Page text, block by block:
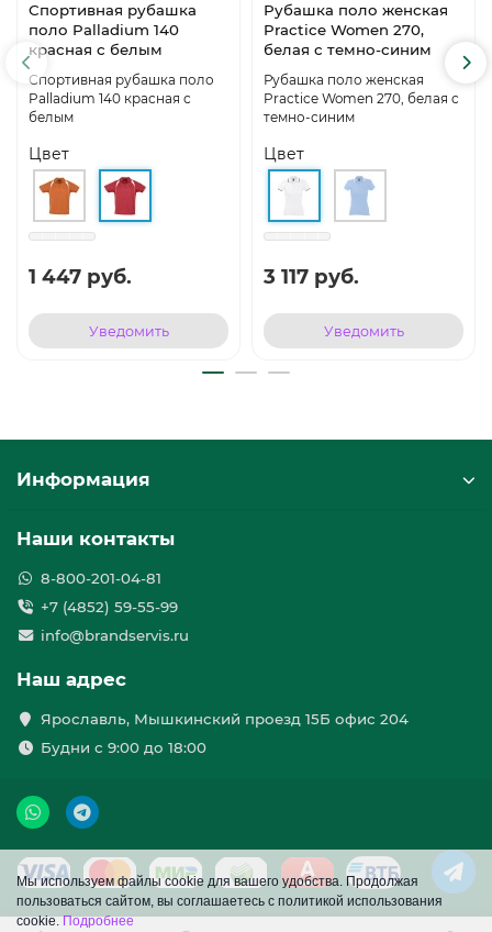
Спортивная рубашка
поло Palladium 140
красная с белым
Спортивная рубашка поло
Palladium 140 красная с
белым
Цвет
1 447 руб.
Уведомить
Рубашка поло женская
Practice Women 270,
белая с темно-синим
Рубашка поло женская
Practice Women 270, белая с
темно-синим
Цвет
3 117 руб.
Уведомить
Мы используем файлы cookie для вашего удобства. Продолжая
пользоваться сайтом, вы соглашаетесь с политикой использования
cookie.Подробнее
Информация
Наши контакты
8-800-201-04-81
+7 (4852) 59-55-99
info@brandservis.ru
Наш адрес
Ярославль, Мышкинский проезд 15Б офис 204
Будни с 9:00 до 18:00